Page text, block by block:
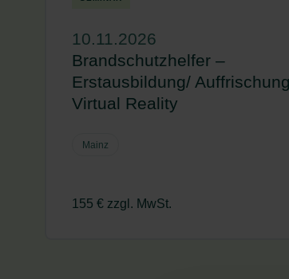
10.11.2026
Brandschutzhelfer –
Erstausbildung/
Virtual Reality
Mainz
155 € zzgl. MwSt.